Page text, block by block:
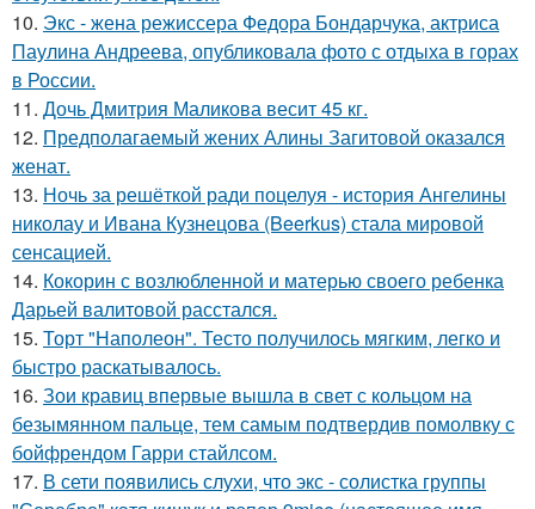
10. Экс - жена режиссера Федора Бондарчука, актриса
Паулина Андреева, опубликовала фото с отдыха в горах
в России.
11. Дочь Дмитрия Маликова весит 45 кг.
12. Предполагаемый жених Алины Загитовой оказался
женат.
13. Ночь за решёткой ради поцелуя - история Ангелины
николау и Ивана Кузнецова (Beerkus) стала мировой
сенсацией.
14. Кокорин с возлюбленной и матерью своего ребенка
Дарьей валитовой расстался.
15. Торт "Наполеон". Тесто получилось мягким, легко и
быстро раскатывалось.
16. Зои кравиц впервые вышла в свет с кольцом на
безымянном пальце, тем самым подтвердив помолвку с
бойфрендом Гарри стайлсом.
17. В сети появились слухи, что экс - солистка группы